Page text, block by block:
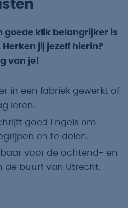
goede klik belangrijker is
jij jezelf hierin?
van je!
in een fabriek gewerkt of
leren.
goed Engels om
en te delen.
voor de ochtend- en
de buurt van Utrecht.